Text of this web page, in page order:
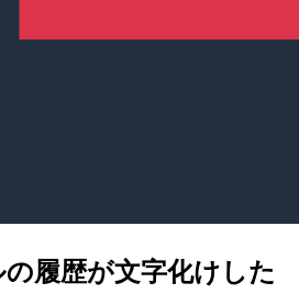
履歴が文字化けした